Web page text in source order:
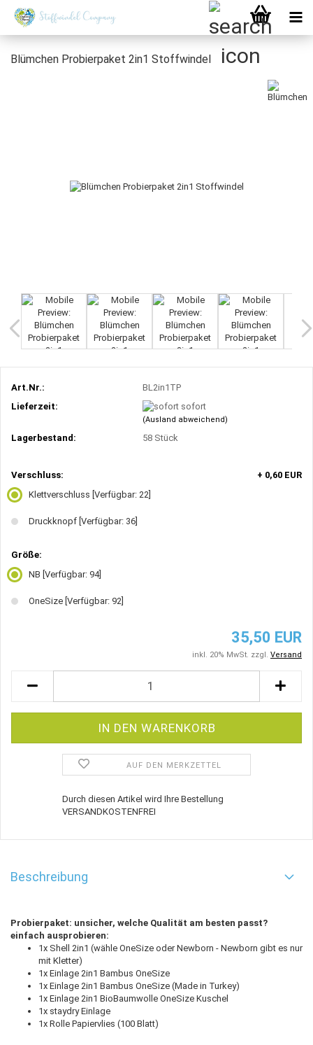
Blümchen Probierpaket 2in1 Stoffwindel
Art.Nr.:
BL2in1TP
Lieferzeit:
sofort
(Ausland abweichend)
Lagerbestand: 58 Stück
Verschluss:
+ 0,60 EUR
Klettverschluss [Verfügbar: 22]
Druckknopf [Verfügbar: 36]
Größe:
NB [Verfügbar: 94]
OneSize [Verfügbar: 92]
35,50 EUR
inkl. 20% MwSt. zzgl. Versand
AUF DEN MERKZETTEL
Durch diesen Artikel wird Ihre Bestellung
VERSANDKOSTENFREI
Beschreibung
Probierpaket: unsicher, welche Qualität am besten passt?
einfach ausprobieren:
1x Shell 2in1 (wähle OneSize oder Newborn - Newborn gibt es nur
mit Kletter)
1x Einlage 2in1 Bambus OneSize
1x Einlage 2in1 Bambus OneSize (Made in Turkey)
1x Einlage 2in1 BioBaumwolle OneSize Kuschel
1x staydry Einlage
1x Rolle Papiervlies (100 Blatt)